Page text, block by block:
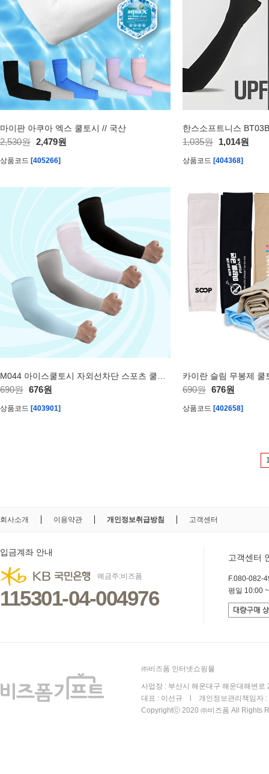
마이판 아쿠아 엑스 쿨토시 // 국산
2,530원 2,479원
상품코드 [405266]
한스소프트니스
1,035원 1,014원
상품코드 [404368]
690원 676원
상품코드 [403901]
카이란 슬림 무봉제 쿨
690원 676원
상품코드 [402658]
회사소개 이용약관 개인정보취급방침 고객센터
입금계좌 안내
예금주:비즈폼
115301-04-004976
고객센터
F.080-082-
평일 10:00
㈜비즈폼 인터넷쇼핑몰
사업장 : 부산시 해운대구 해운대해변
대표 : 이선규 l 개인정보관리책임자
Copyrightⓒ 2020 ㈜비즈폼 All Rights